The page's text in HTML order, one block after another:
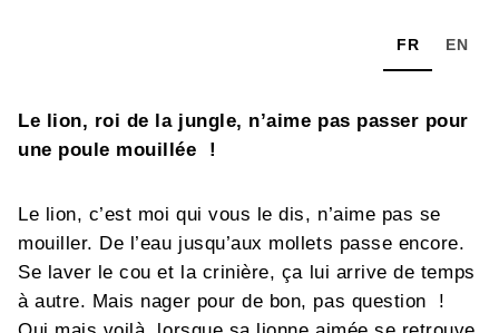
FR EN
Le lion, roi de la jungle, n’aime pas passer pour
une poule mouillée !
Le lion, c’est moi qui vous le dis, n’aime pas se
mouiller. De l’eau jusqu’aux mollets passe encore.
Se laver le cou et la crinière, ça lui arrive de temps
à autre. Mais nager pour de bon, pas question !